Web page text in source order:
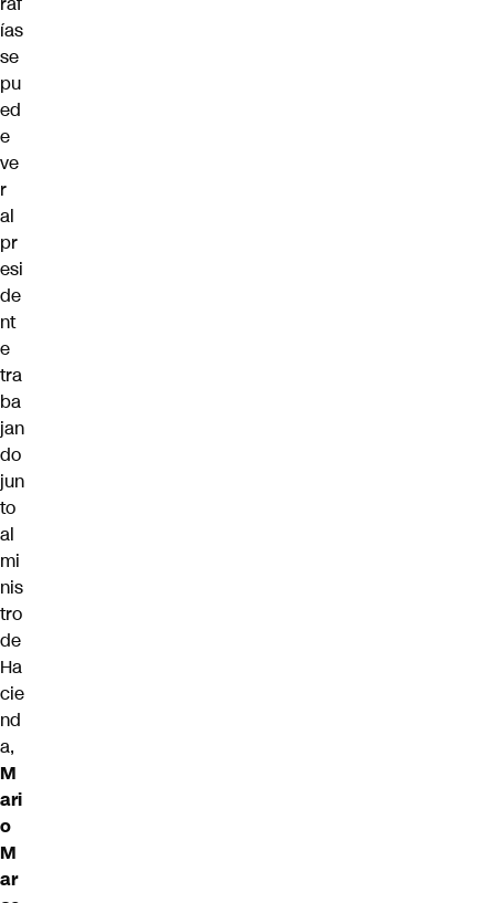
ías
se
pu
ed
e
ve
r
al
pr
esi
de
nt
e
tra
ba
jan
do
jun
to
al
mi
nis
tro
de
Ha
cie
nd
a,
M
ari
o
M
ar